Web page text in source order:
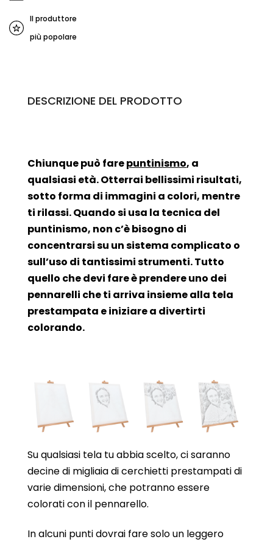
Il produttore
più popolare
DESCRIZIONE DEL PRODOTTO
Chiunque può farepuntinismo, a
qualsiasi età. Otterrai bellissimi risultati,
sotto forma di immagini a colori, mentre
ti rilassi. Quando si usa la tecnica del
puntinismo, non c’è bisogno di
concentrarsi su un sistema complicato o
sull’uso di tantissimi strumenti. Tutto
quello che devi fare è prendere uno dei
pennarelli che ti arriva insieme alla tela
prestampata e iniziare a divertirti
colorando.
Su qualsiasi tela tu abbia scelto, ci saranno
decine di migliaia di cerchietti prestampati di
varie dimensioni, che potranno essere
colorati con il pennarello.
In alcuni punti dovrai fare solo un leggero